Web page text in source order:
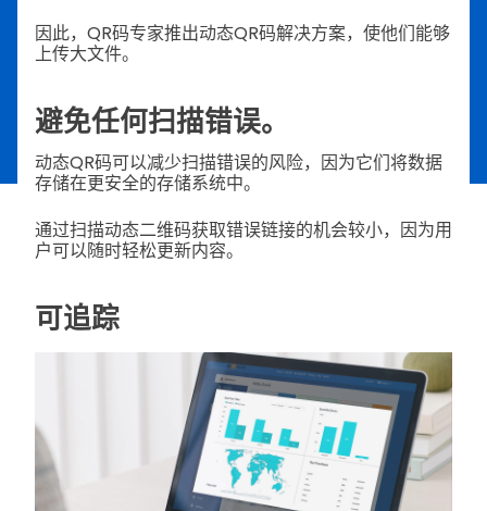
因此，QR码专家推出动态QR码解决方案，使他们能够
上传大文件。
避免任何扫描错误。
动态QR码可以减少扫描错误的风险，因为它们将数据
存储在更安全的存储系统中。
通过扫描动态二维码获取错误链接的机会较小，因为用
户可以随时轻松更新内容。
可追踪